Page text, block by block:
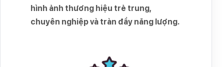
hình ảnh thương hiệu trẻ trung,
chuyên nghiệp và tràn đầy năng lượng.